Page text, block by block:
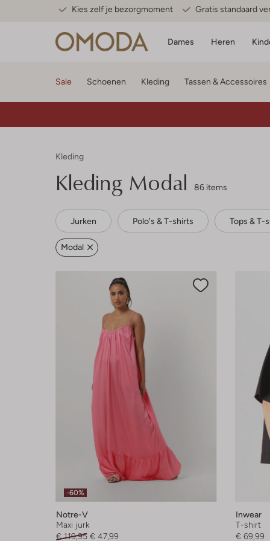
Kies zelf je bezorgmoment Gratis standaard
Dames Heren
Sale Schoenen Kleding Tassen & Accessoires
Kleding
Kleding Modal 86 items
Jurken Polo's & T-shirts Tops & T-
Modal
-60%
Notre-V
Maxi jurk
€ 119,95 € 47,99
Inwear
T-shirt
€ 69,99